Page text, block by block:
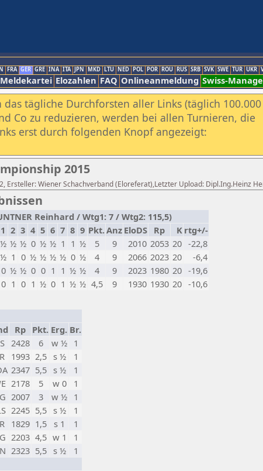
FRA GER GRE INA ITA JPN MKD LTU NED POL POR ROU RUS SRB SVK SWE TUR UKR
Meldekartei Elozahlen FAQ Onlineanmeldung Swiss-
tägliche Durchforsten aller Links (täglich 100.000
Co zu reduzieren, werden bei allen Turnieren, die
erst durch folgenden Knopf angezeigt:
2015
Ersteller: Wiener Schachverband (Eloreferat),Letzter Upload: Dipl.Ing.Heinz
Reinhard / Wtg1: 7 / Wtg2: 115,5)
1 2 3 4 5 6 7 8 9 Pkt.Anz EloDS Rp K rtg+/-
½ ½ ½ 0 ½ ½ 1 1 ½ 5 9 2010 2053 20 -22,8
½ 1 0 ½ ½ ½ ½ 0 ½ 4 9 2066 2023 20
-6,4
0 ½ ½ 0 0 1 1 ½ ½ 4 9 2023 1980 20 -19,6
0 1 0 1 ½ 0 1 ½ ½ 4,5 9 1930 1930 20 -10,6
Rp Pkt. Erg. Br.
2428 6 w ½ 1
1993 2,5 s ½
1
2347 5,5 s ½
1
2178 5 w 0
1
2007 3 w ½ 1
2245 5,5 s ½
1
1829 1,5 s 1
1
2203 4,5 w 1
1
2323 5,5 s ½
1